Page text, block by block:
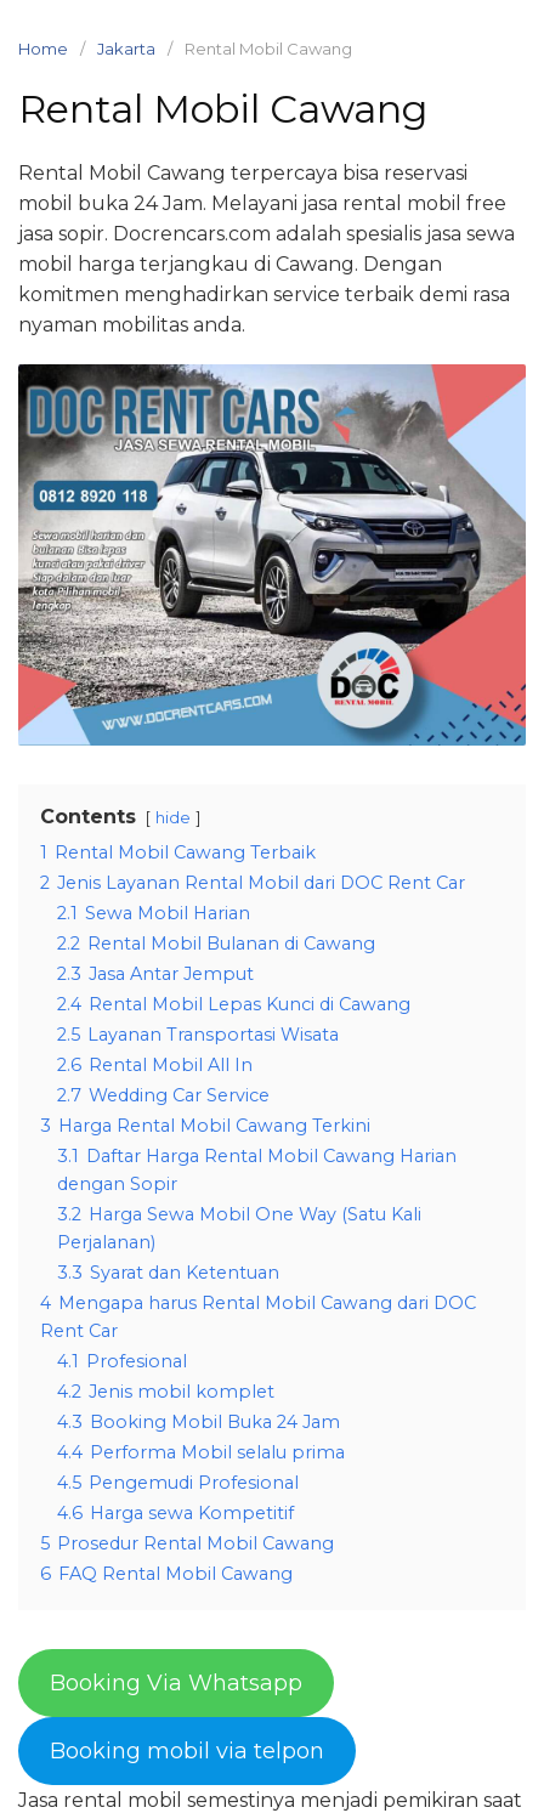
Home Jakarta Rental Mobil Cawang
Rental Mobil Cawang
Rental Mobil Cawang terpercaya bisa reservasi
mobil buka 24 Jam. Melayani jasa rental mobil free
jasa sopir. Docrencars.com adalah spesialis jasa sewa
mobil harga terjangkau di Cawang. Dengan
komitmen menghadirkan service terbaik demi rasa
nyaman mobilitas anda.
Contents hide
1 Rental Mobil Cawang Terbaik
2 Jenis Layanan Rental Mobil dari DOC Rent Car
2.1 Sewa Mobil Harian
2.2 Rental Mobil Bulanan di Cawang
2.3 Jasa Antar Jemput
2.4 Rental Mobil Lepas Kunci di Cawang
2.5 Layanan Transportasi Wisata
2.6 Rental Mobil All In
2.7 Wedding Car Service
3 Harga Rental Mobil Cawang Terkini
3.1 Daftar Harga Rental Mobil Cawang Harian
dengan Sopir
3.2 Harga Sewa Mobil One Way (Satu Kali
Perjalanan)
3.3 Syarat dan Ketentuan
4 Mengapa harus Rental Mobil Cawang dari DOC
Rent Car
4.1 Profesional
4.2 Jenis mobil komplet
4.3 Booking Mobil Buka 24 Jam
4.4 Performa Mobil selalu prima
4.5 Pengemudi Profesional
4.6 Harga sewa Kompetitif
5 Prosedur Rental Mobil Cawang
6 FAQ Rental Mobil Cawang
Booking Via Whatsapp
Booking mobil via telpon
Jasa rental mobil semestinya menjadi pemikiran saat